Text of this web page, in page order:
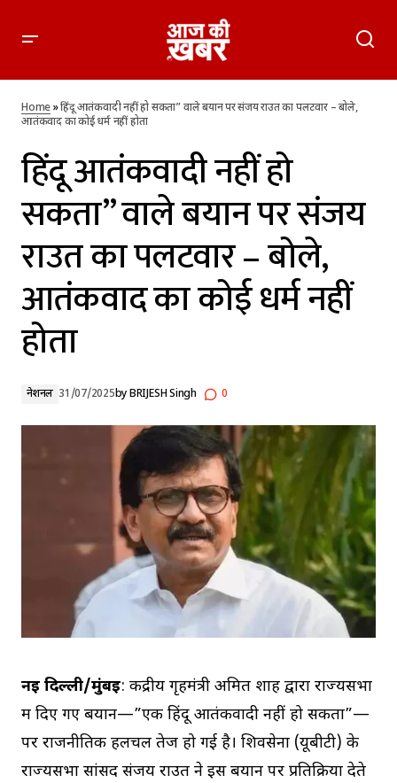
बोले, आतंकवाद का कोई धर्म नहीं होता
Home»हिंदू आतंकवादी नहीं हो सकता” वाले बयान पर संजय राउत का पलटवार – बोले,
आतंकवाद का कोई धर्म नहीं होता
हिंदू आतंकवादी नहीं हो
सकता” वाले बयान पर संजय
राउत का पलटवार – बोले,
आतंकवाद का कोई धर्म नहीं
होता
नेशनल 31/07/2025byBRIJESH Singh 0
नई दिल्ली/मुंबई: केंद्रीय गृहमंत्री अमित शाह द्वारा राज्यसभा
में दिए गए बयान—”एक हिंदू आतंकवादी नहीं हो सकता”—
पर राजनीतिक हलचल तेज हो गई है। शिवसेना (यूबीटी) के
राज्यसभा सांसद संजय राउत ने इस बयान पर प्रतिक्रिया देते